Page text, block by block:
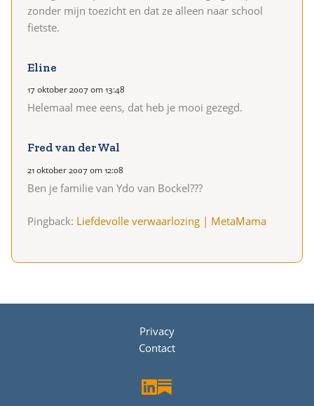
zonder mijn toezicht en dat ze alleen naar school
fietste.
Eline
17 oktober 2007 om 13:48
Helemaal mee eens, dat heb je mooi gezegd.
Fred van der Wal
21 oktober 2007 om 12:08
Ben je familie van Ydo van Bockel???
Pingback: Liefdevolle verwaarlozing | MetaMama
Privacy
Contact